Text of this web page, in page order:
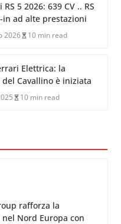
5 2026: 639 CV .. RS
ad alte prestazioni
2026 10 min read
Elettrica: la
Cavallino è iniziata
10 min read
rafforza la
di Reedijk
Sensor – Sistemi di